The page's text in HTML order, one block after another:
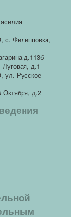
с. Филипповка,
д.113б
д.1
ул. Русское
Октября, д.2